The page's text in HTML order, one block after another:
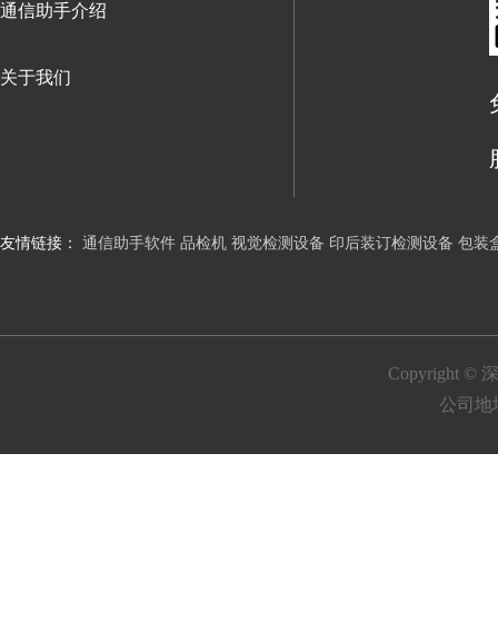
通信助手介绍
关于我们
友情链接： 通信助手软件 品检机 视觉检测设备 印后装订检测设备 包装
Copyright ©
公司地